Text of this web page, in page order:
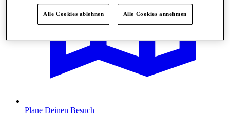
Plane Deinen Besuch
Alle Cookies ablehnen Alle Cookies annehmen